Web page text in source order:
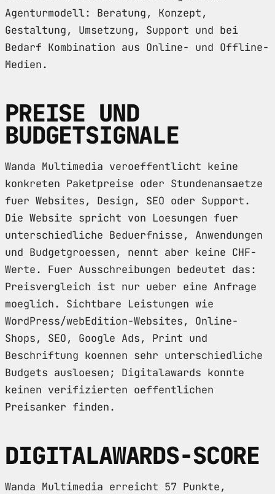
Agenturmodell: Beratung, Konzept,
Gestaltung, Umsetzung, Support und bei
Bedarf Kombination aus Online- und Offline-
Medien.
PREISE UND
BUDGETSIGNALE
Wanda Multimedia veroeffentlicht keine
konkreten Paketpreise oder Stundenansaetze
fuer Websites, Design, SEO oder Support.
Die Website spricht von Loesungen fuer
unterschiedliche Beduerfnisse, Anwendungen
und Budgetgroessen, nennt aber keine CHF-
Werte. Fuer Ausschreibungen bedeutet das:
Preisvergleich ist nur ueber eine Anfrage
moeglich. Sichtbare Leistungen wie
WordPress/webEdition-Websites, Online-
Shops, SEO, Google Ads, Print und
Beschriftung koennen sehr unterschiedliche
Budgets ausloesen; Digitalawards konnte
keinen verifizierten oeffentlichen
Preisanker finden.
DIGITALAWARDS-SCORE
Wanda Multimedia erreicht 57 Punkte,